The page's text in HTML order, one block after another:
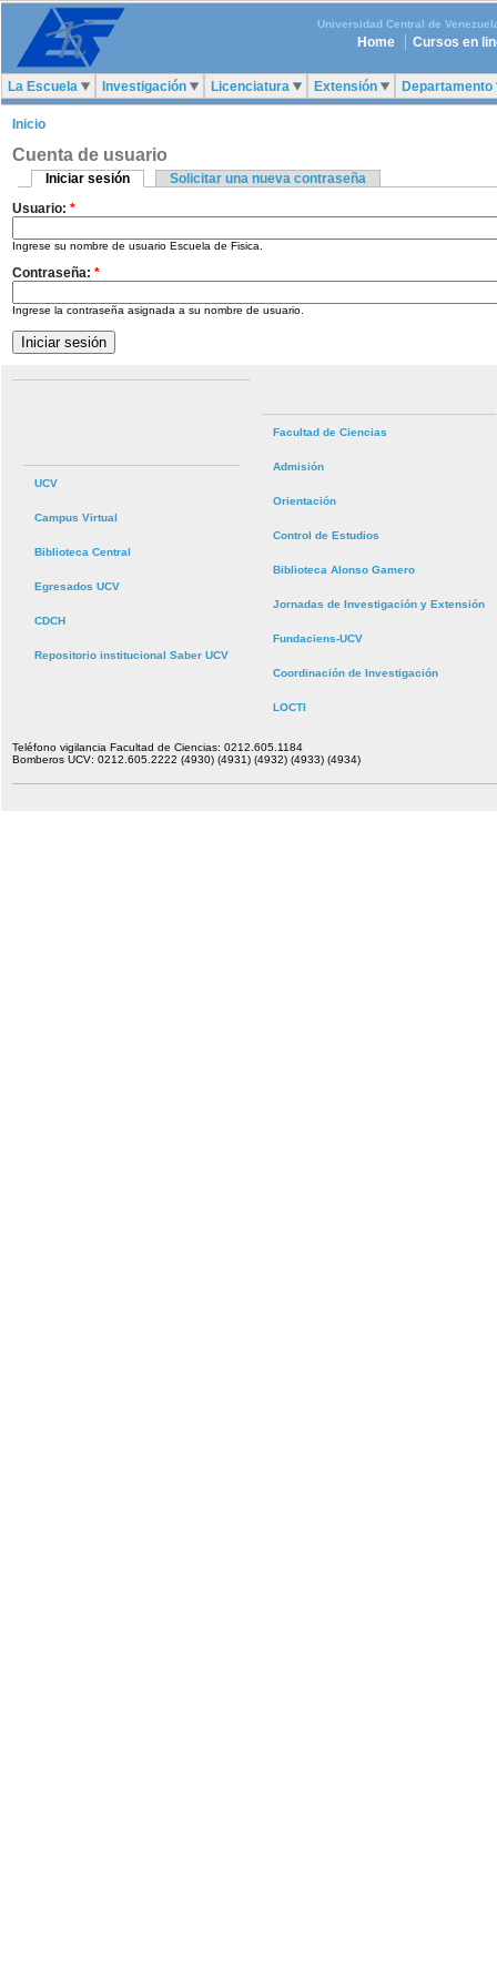
Universidad Central de
Home Cursos en
La Escuela Investigación Licenciatura Extensión Departamento
Inicio
Cuenta de usuario
Iniciar sesión
Solicitar una nueva contraseña
Usuario: *
Ingrese su nombre de usuario Escuela de Fisica.
Contraseña: *
Ingrese la contraseña asignada a su nombre de usuario.
UCV
Campus Virtual
Biblioteca Central
Egresados UCV
CDCH
Repositorio institucional Saber UCV
Facultad de Ciencias
Admisión
Orientación
Control de Estudios
Biblioteca Alonso Gamero
Jornadas de Investigación y Extensión
Fundaciens-UCV
Coordinación de Investigación
LOCTI
Teléfono vigilancia Facultad de Ciencias: 0212.605.1184
Bomberos UCV: 0212.605.2222 (4930) (4931) (4932) (4933) (4934)